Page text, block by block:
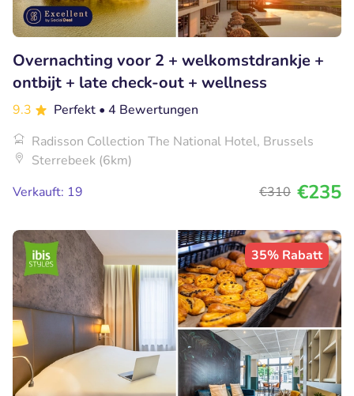
Overnachting voor 2 + welkomstdrankje +
ontbijt + late check-out + wellness
9.3 Perfekt • 4 Bewertungen
Radisson Collection The National Hotel, Brussels
Sterrebeek (6km)
Verkauft: 19
€310 €235
35% Rabatt